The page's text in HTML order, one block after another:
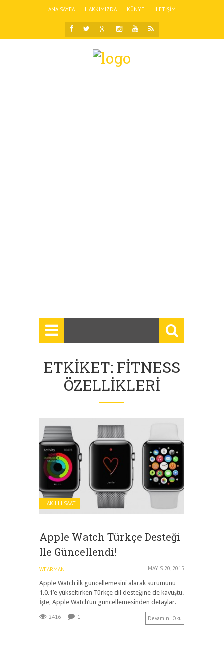
ANA SAYFA HAKKIMIZDA KÜNYE İLETIŞIM
ETKIKET: FITNESS
ÖZELLIKLERI
AKILLI SAAT
Apple Watch Türkçe Desteği
Ile Güncellendi!
WEARMAN MAYIS 20, 2015
Apple Watch ilk güncellemesini alarak sürümünü
1.0.1’e yükseltirken Türkçe dil desteğine de kavuştu.
İşte, Apple Watch’un güncellemesinden detaylar.
2416 1 Devamını Oku